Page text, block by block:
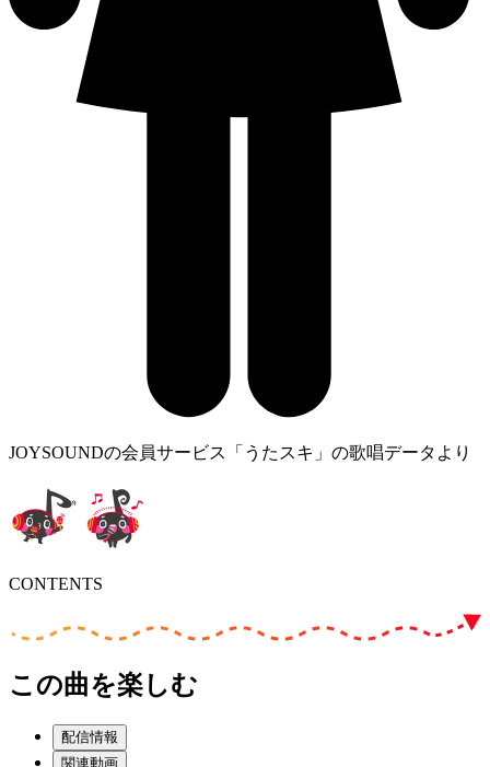
JOYSOUNDの会員サービス「うたスキ」の歌唱データより
CONTENTS
この曲を楽しむ
配信情報
関連動画